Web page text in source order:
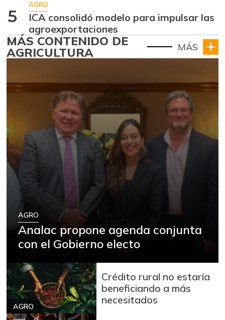
5
AGRO
ICA consolidó modelo para impulsar las
agroexportaciones
MÁS CONTENIDO DE
AGRICULTURA MÁS
AGRO
Analac propone agenda conjunta
con el Gobierno electo
AGRO
Crédito rural no estaría
beneficiando a más
necesitados